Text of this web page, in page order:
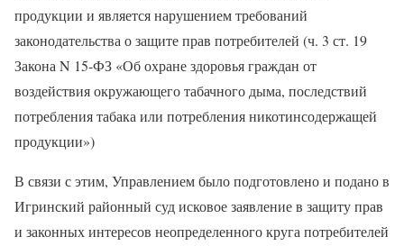
продукции и является нарушением требований
законодательства о защите прав потребителей (ч. 3 ст. 19
Закона N 15-ФЗ «Об охране здоровья граждан от
воздействия окружающего табачного дыма, последствий
потребления табака или потребления никотинсодержащей
продукции»)
В связи с этим, Управлением было подготовлено и подано в
Игринский районный суд исковое заявление в защиту прав
и законных интересов неопределенного круга потребителей